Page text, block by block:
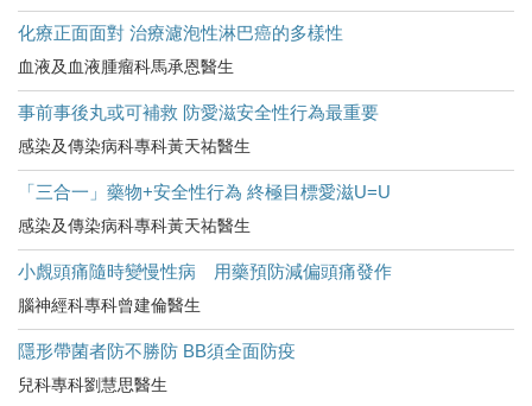
化療正面面對 治療濾泡性淋巴癌的多樣性
血液及血液腫瘤科馬承恩醫生
事前事後丸或可補救 防愛滋安全性行為最重要
感染及傳染病科專科黃天祐醫生
「三合一」藥物+安全性行為 終極目標愛滋U=U
感染及傳染病科專科黃天祐醫生
小覤頭痛隨時變慢性病 用藥預防減偏頭痛發作
腦神經科專科曾建倫醫生
隱形帶菌者防不勝防 BB須全面防疫
兒科專科劉慧思醫生